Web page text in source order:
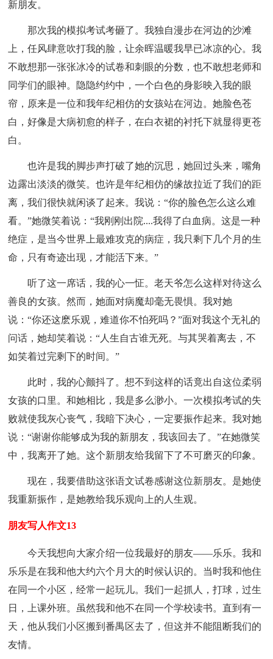
新朋友。
那次我的模拟考试考砸了。我独自漫步在河边的沙滩
上，任风肆意吹打我的脸，让余晖温暖我早已冰凉的心。我
不敢想那一张张冰冷的试卷和刺眼的分数，也不敢想老师和
同学们的眼神。隐隐约约中，一个白色的身影映入我的眼
帘，原来是一位和我年纪相仿的女孩站在河边。她脸色苍
白，好像是大病初愈的样子，在白衣裙的衬托下就显得更苍
白。
也许是我的脚步声打破了她的沉思，她回过头来，嘴角
边露出淡淡的微笑。也许是年纪相仿的缘故拉近了我们的距
离，我们很快就闲谈了起来。我说：“你的脸色怎么这么难
看。”她微笑着说：“我刚刚出院....我得了白血病。这是一种
绝症，是当今世界上最难攻克的病症，我只剩下几个月的生
命，只有奇迹出现，才能活下来。”
听了这一席话，我的心一怔。老天爷怎么这样对待这么
善良的女孩。然而，她面对病魔却毫无畏惧。我对她
说：“你还这麽乐观，难道你不怕死吗？”面对我这个无礼的
问话，她却笑着说：“人生自古谁无死。与其哭着离去，不
如笑着过完剩下的时间。”
此时，我的心颤抖了。想不到这样的话竟出自这位柔弱
女孩的口里。和她相比，我是多么渺小。一次模拟考试的失
败就使我灰心丧气，我暗下决心，一定要振作起来。我对她
说：“谢谢你能够成为我的新朋友，我该回去了。”在她微笑
中，我离开了她。这个新朋友给我留下了不可磨灭的印象。
现在，我要借助这张语文试卷感谢这位新朋友。是她使
我重新振作，是她教给我乐观向上的人生观。
朋友写人作文13
今天我想向大家介绍一位我最好的朋友——乐乐。我和
乐乐是在我和他大约六个月大的时候认识的。当时我和他住
在同一个小区，经常一起玩儿。我们一起抓人，打球，过生
日，上课外班。虽然我和他不在同一个学校读书。直到有一
天，他从我们小区搬到番禺区去了，但这并不能阻断我们的
友情。